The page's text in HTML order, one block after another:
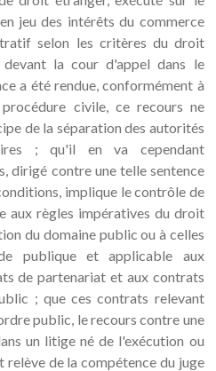
jeu des intérêts du commerce
selon les critères du droit
la cour d'appel dans le
a été rendue, conformément à
civile, ce recours ne
de la séparation des autorités
; qu'il en va cependant
dirigé contre une telle sentence
implique le contrôle de
aux règles impératives du droit
du domaine public ou à celles
publique et applicable aux
de partenariat et aux contrats
; que ces contrats relevant
public, le recours contre une
un litige né de l'exécution ou
de la compétence du juge